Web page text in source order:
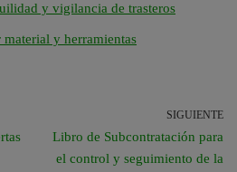
y vigilancia de trasteros
material y herramientas
SIGUIENTE
Libro de Subcontratación para
el control y seguimiento de la